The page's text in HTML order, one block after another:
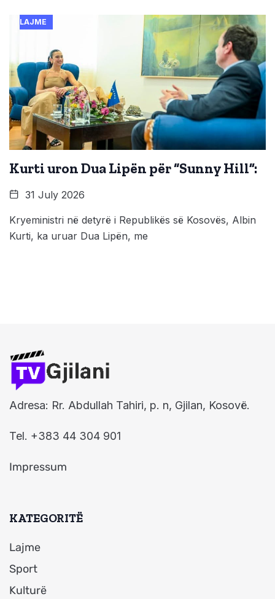
LAJME
Kurti uron Dua Lipën për “Sunny Hill”:
31 July 2026
Kryeministri në detyrë i Republikës së Kosovës, Albin
Kurti, ka uruar Dua Lipën, me
Adresa: Rr. Abdullah Tahiri, p. n, Gjilan, Kosovë.
Tel. +383 44 304 901
Impressum
KATEGORITË
Lajme
Sport
Kulturë